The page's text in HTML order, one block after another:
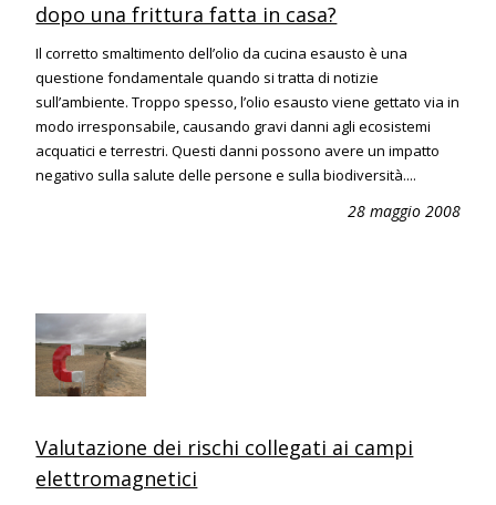
dopo una frittura fatta in casa?
Il corretto smaltimento dell’olio da cucina esausto è una
questione fondamentale quando si tratta di notizie
sull’ambiente. Troppo spesso, l’olio esausto viene gettato via in
modo irresponsabile, causando gravi danni agli ecosistemi
acquatici e terrestri. Questi danni possono avere un impatto
negativo sulla salute delle persone e sulla biodiversità....
28 maggio 2008
Valutazione dei rischi collegati ai campi
elettromagnetici